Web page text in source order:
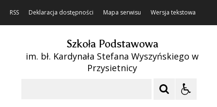
RSS Deklaracja dostępności Mapa serwisu Wersja tekstowa
Szkoła Podstawowa
im. bł. Kardynała Stefana Wyszyńskiego w
Przysietnicy